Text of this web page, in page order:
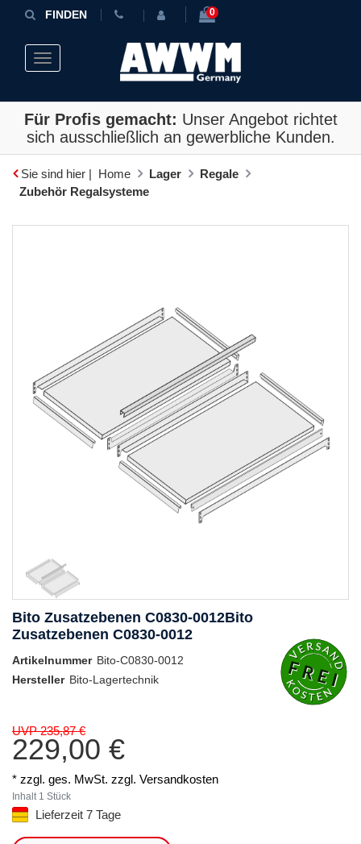
FINDEN 0
Toggle navigation
Für Profis gemacht: Unser Angebot richtet
sich ausschließlich an gewerbliche Kunden.
Sie sind hier | Home Lager
Regale
Zubehör Regalsysteme
Bito Zusatzebenen C0830-0012Bito
Zusatzebenen C0830-0012
Artikelnummer Bito-C0830-0012
Hersteller Bito-Lagertechnik
UVP 235,87 €
229,00 €
* zzgl. ges. MwSt. zzgl. Versandkosten
Inhalt 1 Stück
Lieferzeit 7 Tage